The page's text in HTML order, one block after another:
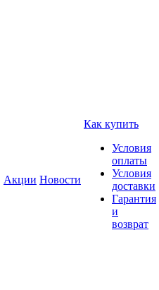
Акции Новости
Как купить
Условия
оплаты
Условия
доставки
Гарантия
и
возврат